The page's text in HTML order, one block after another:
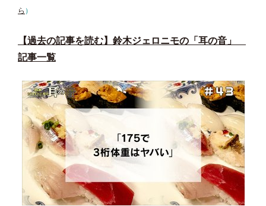
ら ）
【過去の記事を読む】鈴木ジェロニモの「耳の音」
記事一覧